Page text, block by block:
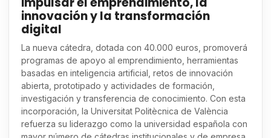
innovación y la transformación
digital
La nueva cátedra, dotada con 40.000 euros, promoverá
programas de apoyo al emprendimiento, herramientas
basadas en inteligencia artificial, retos de innovación
abierta, prototipado y actividades de formación,
investigación y transferencia de conocimiento. Con esta
incorporación, la Universitat Politècnica de València
refuerza su liderazgo como la universidad española con